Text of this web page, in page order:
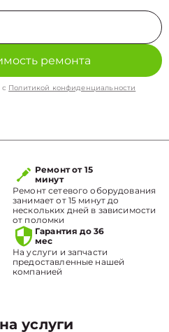
ремонта
Политикой конфиденциальности
Ремонт от 15
минут
Ремонт сетевого оборудования
занимает от 15 минут до
нескольких дней в зависимости
от поломки
Гарантия до 36
мес
На услуги и запчасти
предоставленные нашей
компанией
услуги